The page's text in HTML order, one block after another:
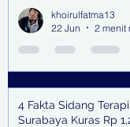
Bangkitkan
dan Pengendali Banjir
khoirulfatma13
22 Jun
2 menit
4 Fakta Sidang
Surabaya Kuras Rp